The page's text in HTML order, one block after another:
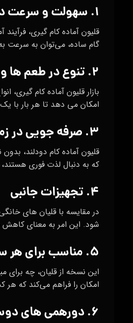
۱. سهولت و سرعت در آماده‌ سازی
قلیون آماده کام گیری،
گام ساده، می‌توان به سرعت
۲. تنوع در طعم‌ ها و ترکیبات
بازار قلیون آماده کام گیری،
امکان می‌ دهد تا هر بار با
۳. صرفه‌ جویی در زمان
قلیون آماده کام دودلند،
که به دنبال لذت فوری
۴. تجهیزات جانبی
در مقایسه با قلیان‌ های
شود. این امر به معنای
۵. مناسب برای هر سطح تجربه
این نسخه از قلیان، چه برای
امکان را فراهم می‌کند که هر
۶. دورهمی های دوستانه